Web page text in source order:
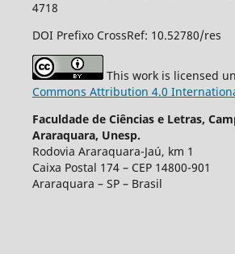
4718
DOI Prefixo CrossRef: 10.52780/res
This work is licensed
Commons Attribution 4.0
Faculdade de Ciências e Letras,
Araraquara, Unesp.
Rodovia Araraquara-Jaú, km 1
Caixa Postal 174 – CEP 14800-901
Araraquara – SP – Brasil